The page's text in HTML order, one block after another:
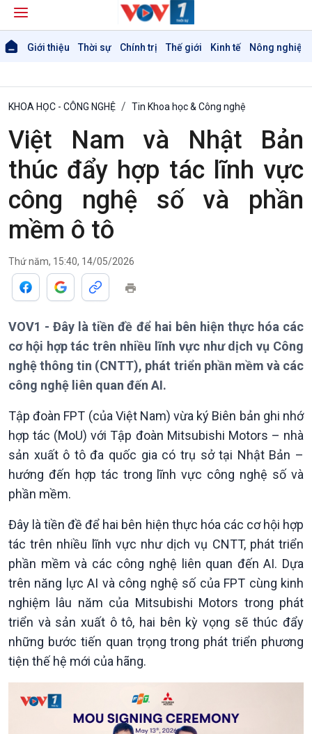
Giới thiệu Thời sự Chính trị Thế giới Kinh tế Nông nghiệp
Giới thiệu
Thời sự 12h
Thời sự 18h
Thời sự 21h30
Bản tin
Chính trị
Tin Chính trị
Chính phủ với người dân
Quốc hội với cử tri
Xây dựng đảng
Đảng trong cuộc sống
Nhận diện sự thật
Pháp luật và đời sống
Thế giới
Tin thế giới
Vấn đề quốc tế
Hồ sơ sự kiện quốc tế
Thế giới & Việt Nam
Biên cương - Một dải vững
KHOA HỌC - CÔNG NGHỆ Tin Khoa học & Công nghệ
Việt Nam và Nhật Bản
thúc đẩy hợp tác lĩnh vực
công nghệ số và phần
mềm ô tô
Thứ năm, 15:40, 14/05/2026
VOV1 - Đây là tiền đề để hai bên hiện thực hóa các
cơ hội hợp tác trên nhiều lĩnh vực như dịch vụ Công
nghệ thông tin (CNTT), phát triển phần mềm và các
công nghệ liên quan đến AI.
Tập đoàn FPT (của Việt Nam) vừa ký Biên bản ghi nhớ
hợp tác (MoU) với Tập đoàn Mitsubishi Motors – nhà
sản xuất ô tô đa quốc gia có trụ sở tại Nhật Bản –
hướng đến hợp tác trong lĩnh vực công nghệ số và
phần mềm.
Đây là tiền đề để hai bên hiện thực hóa các cơ hội hợp
tác trên nhiều lĩnh vực như dịch vụ CNTT, phát triển
phần mềm và các công nghệ liên quan đến AI. Dựa
trên năng lực AI và công nghệ số của FPT cùng kinh
nghiệm lâu năm của Mitsubishi Motors trong phát
triển và sản xuất ô tô, hai bên kỳ vọng sẽ thúc đẩy
những bước tiến quan trọng trong phát triển phương
tiện thế hệ mới của hãng.